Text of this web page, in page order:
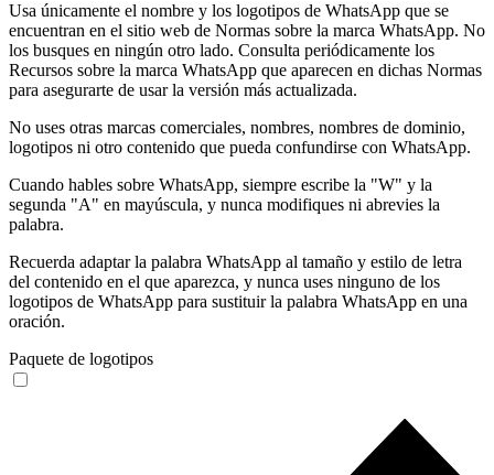
Usa únicamente el nombre y los logotipos de WhatsApp que se
encuentran en el sitio web de Normas sobre la marca WhatsApp. No
los busques en ningún otro lado. Consulta periódicamente los
Recursos sobre la marca WhatsApp que aparecen en dichas Normas
para asegurarte de usar la versión más actualizada.
No uses otras marcas comerciales, nombres, nombres de dominio,
logotipos ni otro contenido que pueda confundirse con WhatsApp.
Cuando hables sobre WhatsApp, siempre escribe la "W" y la
segunda "A" en mayúscula, y nunca modifiques ni abrevies la
palabra.
Recuerda adaptar la palabra WhatsApp al tamaño y estilo de letra
del contenido en el que aparezca, y nunca uses ninguno de los
logotipos de WhatsApp para sustituir la palabra WhatsApp en una
oración.
Paquete de logotipos